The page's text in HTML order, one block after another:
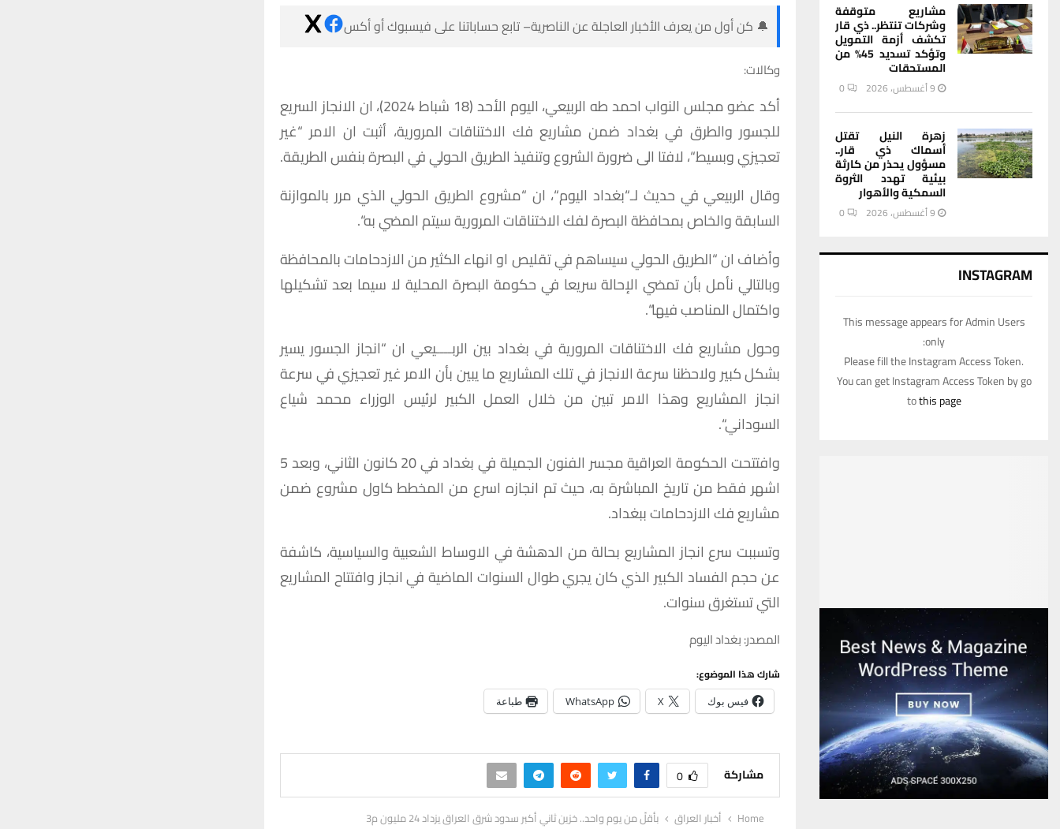
🔔 كن أول من يعرف الأخبار العاجلة عن الناصرية– تابع حساباتنا على فيسبوك أو أكس
وكالات:
أكد عضومجلس النواب احمدطه الربيعي، اليوم الأحد(18 شباط2024) ، ان الانجاز السريع
للجسور والطرق في بغداد ضمن مشاريع فك الاختناقات المرورية، أثبت ان الامر“غير
تعجيزيوبسيط“، لافتا الىضرورةالشروعوتنفيذالطريقالحوليفيالبصرةبنفسالطريقة.
وقال الربيعي في حديث لـ“بغداد اليوم“، ان “مشروع الطريق الحولي الذي مرر بالموازنة
السابقةوالخاصبمحافظةالبصرةلفكالاختناقاتالمروريةسيتمالمضيبه“.
وأضاف ان“الطريقالحوليسيساهمفيتقليص اوانهاءالكثيرمنالازدحاماتبالمحافظة
وبالتالي نأمل بأنتمضي الإحالةسريعا في حكومة البصرة المحلية لا سيما بعدتشكيلها
واكتمالالمناصبفيها“.
وحول مشاريع فك الاختناقات المرورية في بغداد بين الربــــيعي ان “انجاز الجسور يسير
بشكلكبيرولاحظنا سرعةالانجازفيتلكالمشاريعمايبينبأن الامرغيرتعجيزيفيسرعة
انجاز المشاريع وهذا الامر تبين من خلال العمل الكبير لرئيس الوزراء محمد شياع
السوداني“.
وافتتحت الحكومة العراقيةمجسرالفنون الجميلةفيبغدادفي20 كانون الثاني، وبعد
اشهر فقطمنتاريخ المباشرة به، حيثتم انجازه اسرع من المخططكاول مشروع ضمن
مشاريعفكالازدحاماتببغداد.
وتسببت سرع انجاز المشاريع بحالةمن الدهشةفي الاوساط الشعبيةوالسياسية، كاشفة
عنحجمالفساد الكبير الذيكانيجريطوال السنوات الماضيةفيانجازوافتتاح المشاريع
التيتستغرقسنوات.
المصدر: بغداد اليوم
شارك هذا الموضوع:
فيس بوك X
WhatsApp طباعة
مشاركة 0
Home أخبار العراق بأقلّ من يوم واحد.. خزين ثاني أكبر سدود شرق العراق يزداد 24 مليون م3
مشاريع متوقفة
وشركات تنتظر.. ذي قار
تكشف أزمة التمويل
وتؤكد تسديد 45% من
المستحقات
9 أغسطس، 2026 0
زهرة النيل تقتل
أسماك ذي قار..
مسؤول يحذر من كارثة
بيئية تهدد الثروة
السمكية والأهوار
9 أغسطس، 2026 0
INSTAGRAM
This message appears for Admin Users
only:
Please fill the Instagram Access Token.
You can get Instagram Access Token by go
tothis page